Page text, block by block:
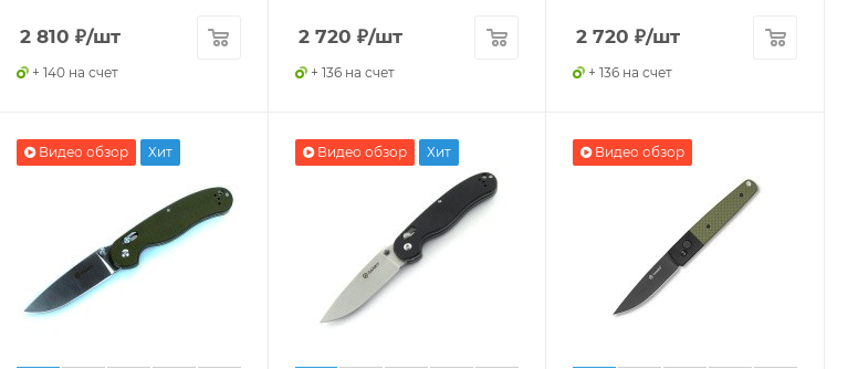
2 810 ₽/шт
+ 140 на счет
2 720 ₽/шт
+ 136 на счет
2 720 ₽/шт
+ 136 на счет
Видео обзор Хит Видео обзор Хит Видео обзор